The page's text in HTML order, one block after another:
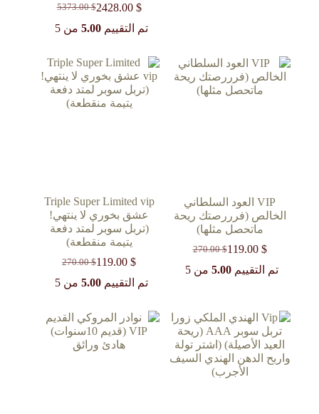
5373.00$
السعر
الأصلي
2428.00 $
السعر
الحاليتم التقييم5.00 من 5
VIP العود السلطاني
الخالص (فرررصتك ريحة
ماتحصل مثلها)
270.00$
السعر
الأصلي
119.00 $
السعر
الحالي تم التقييم 5.00من 5
Triple Super Limited vip
عشق بخوري لا ينتهي!
(تربل سوبر لمتد دفعة
يتيمة منقطعة)
270.00$
السعر
الأصلي
119.00$
السعر
الحاليتم التقييم5.00 من 5